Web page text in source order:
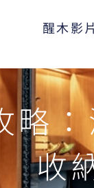
醒木影片
略
收